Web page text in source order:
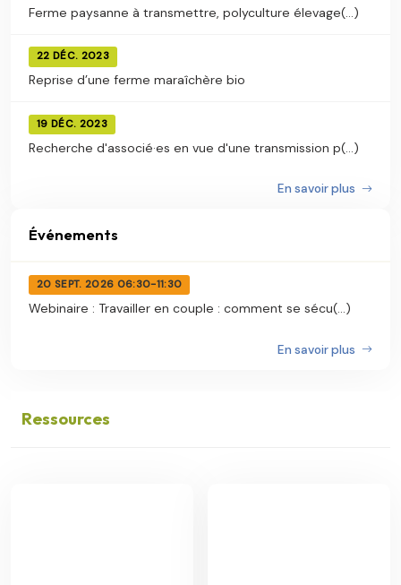
Ferme paysanne à transmettre, polyculture élevage(...)
22 DÉC. 2023
Reprise d’une ferme maraîchère bio
19 DÉC. 2023
Recherche d'associé·es en vue d'une transmission p(...)
En savoir plus
Événements
20 SEPT. 2026 06:30-11:30
Webinaire : Travailler en couple : comment se sécu(...)
En savoir plus
Ressources